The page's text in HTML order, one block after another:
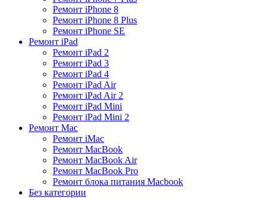
Ремонт iPhone 8
Ремонт iPhone 8 Plus
Ремонт iPhone SE
Ремонт iPad
Ремонт iPad 2
Ремонт iPad 3
Ремонт iPad 4
Ремонт iPad Air
Ремонт iPad Air 2
Ремонт iPad Mini
Ремонт iPad Mini 2
Ремонт Mac
Ремонт iMac
Ремонт MacBook
Ремонт MacBook Air
Ремонт MacBook Pro
Ремонт блока питания Macbook
Без категории